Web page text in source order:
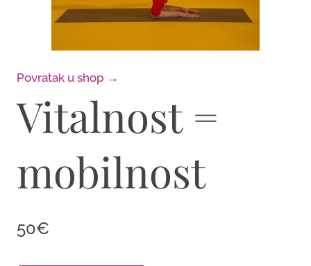
Povratak u shop →
Vitalnost =
mobilnost
50€